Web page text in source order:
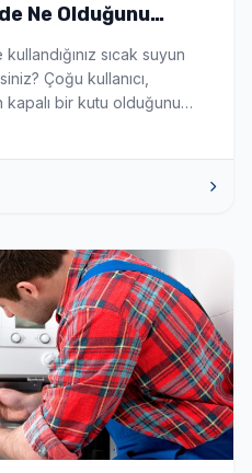
Ne Olduğunu
- Boyler Tamiri ve
sıcak suyun
Çoğu kullanıcı,
kapalı bir kutu olduğunu
aramanın […]